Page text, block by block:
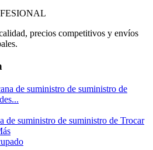
precios competitivos y envíos
de suministro de suministro de Trocar